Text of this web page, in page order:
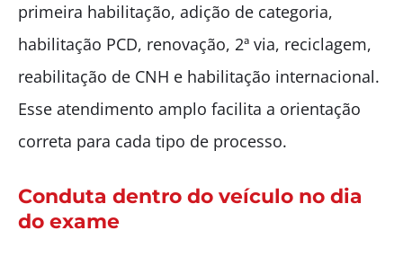
primeira habilitação, adição de categoria,
habilitação PCD, renovação, 2ª via, reciclagem,
reabilitação de CNH e habilitação internacional.
Esse atendimento amplo facilita a orientação
correta para cada tipo de processo.
Conduta dentro do veículo no dia
do exame